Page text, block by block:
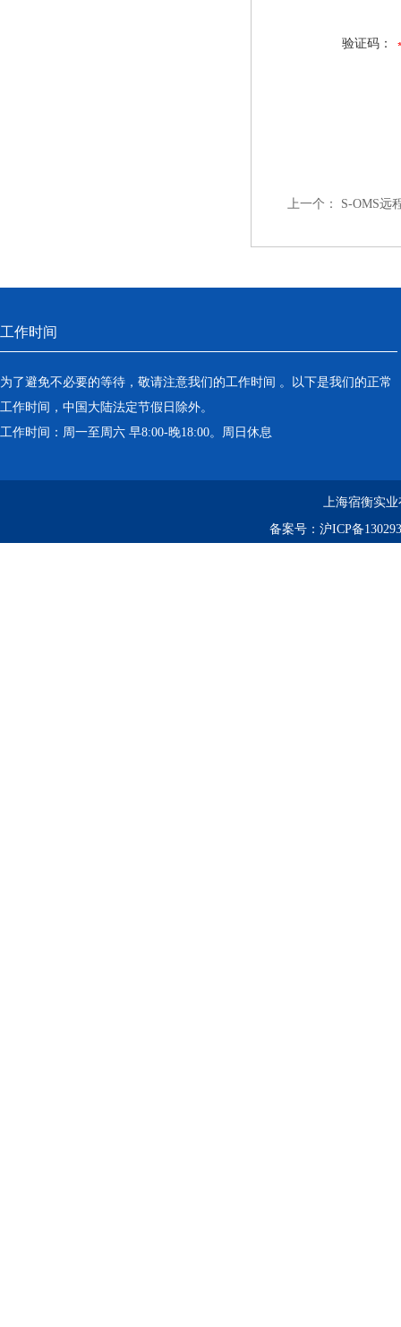
验证码：
上一个： S-OMS远
工作时间
为了避免不必要的等待，敬请注意我们的工作时间 。以下是我们的正常
工作时间，中国大陆法定节假日除外。
工作时间：周一至周六 早8:00-晚18:00。周日休息
上海宿衡实
备案号： 沪ICP备